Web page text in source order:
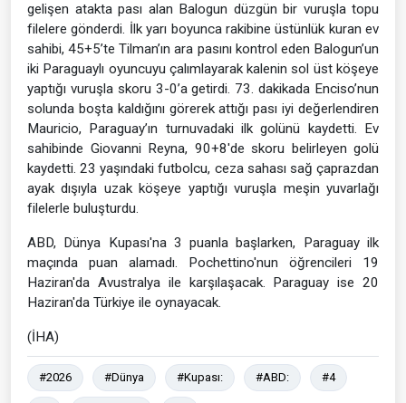
gelişen atakta pası alan Balogun düzgün bir vuruşla topu
filelere gönderdi. İlk yarı boyunca rakibine üstünlük kuran ev
sahibi, 45+5’te Tilman’ın ara pasını kontrol eden Balogun’un
iki Paraguaylı oyuncuyu çalımlayarak kalenin sol üst köşeye
yaptığı vuruşla skoru 3-0’a getirdi. 73. dakikada Enciso’nun
solunda boşta kaldığını görerek attığı pası iyi değerlendiren
Mauricio, Paraguay’ın turnuvadaki ilk golünü kaydetti. Ev
sahibinde Giovanni Reyna, 90+8'de skoru belirleyen golü
kaydetti. 23 yaşındaki futbolcu, ceza sahası sağ çaprazdan
ayak dışıyla uzak köşeye yaptığı vuruşla meşin yuvarlağı
filelerle buluşturdu.
ABD, Dünya Kupası'na 3 puanla başlarken, Paraguay ilk
maçında puan alamadı. Pochettino'nun öğrencileri 19
Haziran'da Avustralya ile karşılaşacak. Paraguay ise 20
Haziran'da Türkiye ile oynayacak.
(İHA)
#2026 #Dünya #Kupası: #ABD: #4